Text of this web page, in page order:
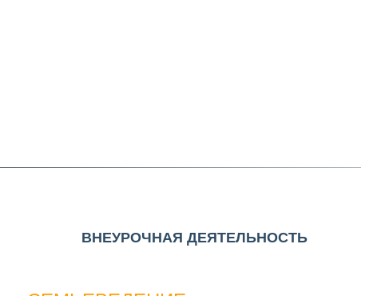
ВНЕУРОЧНАЯ ДЕЯТЕЛЬНОСТЬ